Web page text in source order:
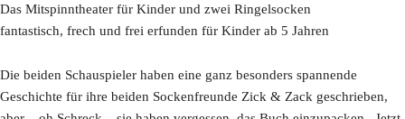
Das Mitspinntheater für Kinder und zwei Ringelsocken
fantastisch, frech und frei erfunden für Kinder ab 5 Jahren
Die beiden Schauspieler haben eine ganz besonders spannende
Geschichte für ihre beiden Sockenfreunde Zick & Zack geschrieben,